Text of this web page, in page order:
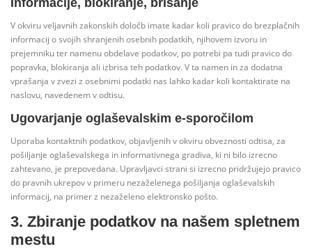
Informacije, blokiranje, brisanje
V okviru veljavnih zakonskih določb imate kadar koli pravico do brezplačnih
informacij o svojih shranjenih osebnih podatkih, njihovem izvoru in
prejemniku ter namenu obdelave podatkov, po potrebi pa tudi pravico do
popravka, blokiranja ali izbrisa teh podatkov. V ta namen in za dodatna
vprašanja v zvezi z osebnimi podatki nas lahko kadar koli kontaktirate na
naslovu, navedenem v odtisu.
Ugovarjanje oglaševalskim e-sporočilom
Uporaba kontaktnih podatkov, objavljenih v okviru obveznosti odtisa, za
pošiljanje oglaševalskega in informativnega gradiva, ki ni bilo izrecno
zahtevano, je prepovedana. Upravljavci strani si izrecno pridržujejo pravico
do pravnih ukrepov v primeru nezaželenega pošiljanja oglaševalskih
informacij, na primer z nezaželeno elektronsko pošto.
3. Zbiranje podatkov na našem spletnem
mestu